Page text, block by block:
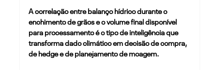
A correlação entre balanço hídrico durante o
enchimento de grãos e o volume final disponível
para processamento é o tipo de inteligência que
transforma dado climático em decisão de compra,
de hedge e de planejamento de moagem.